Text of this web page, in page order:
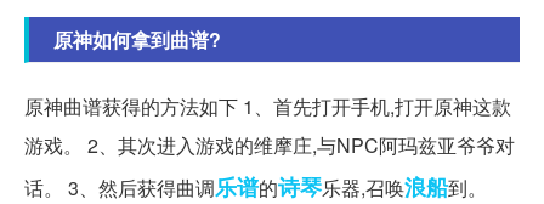
原神如何拿到曲谱?
原神曲谱获得的方法如下 1、首先打开手机,打开原神这款
游戏。 2、其次进入游戏的维摩庄,与NPC阿玛兹亚爷爷对
话。 3、然后获得曲调乐谱的诗琴乐器,召唤浪船到。